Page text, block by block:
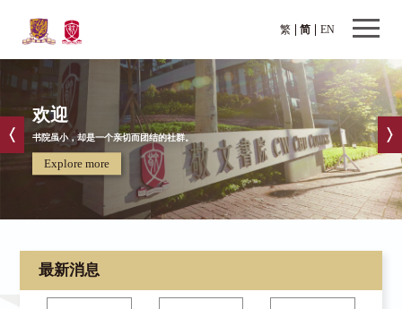
繁 EN
简
欢迎
书院虽小，却是一个亲切而团结的社群。
Explore more
最新消息